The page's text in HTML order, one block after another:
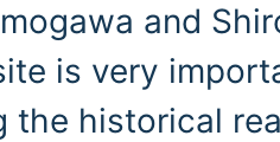
and
is very
the historical